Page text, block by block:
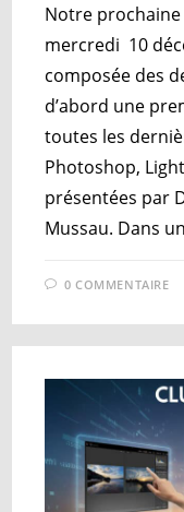
Notre
mercredi 10
composée des
d’abord une
toutes les
Photoshop,
présentées par
Mussau. Dans
0 COMMENTAIRE